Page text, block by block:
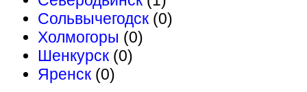
Сольвычегодск (0)
Холмогоры (0)
Шенкурск (0)
Яренск (0)